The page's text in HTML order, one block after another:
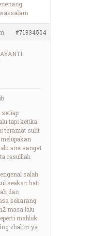
#71834504
setiap
tapi ketika
teramat sulit
ana sangat
rasulllah
salah
seakan hati
dan
sekarang
masa lalu
mahluk
zhalim ya